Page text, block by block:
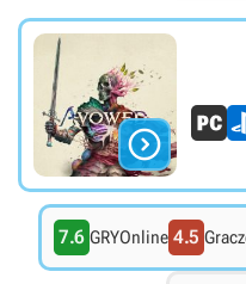

7.6 GRYOnline 4.5